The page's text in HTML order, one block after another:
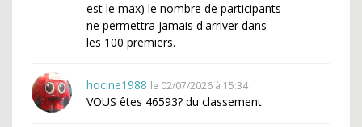
est le max) le nombre de participants
ne permettra jamais d'arriver dans
les 100 premiers.
hocine1988 le 02/07/2026 à 15:34
VOUS êtes 46593? du classement